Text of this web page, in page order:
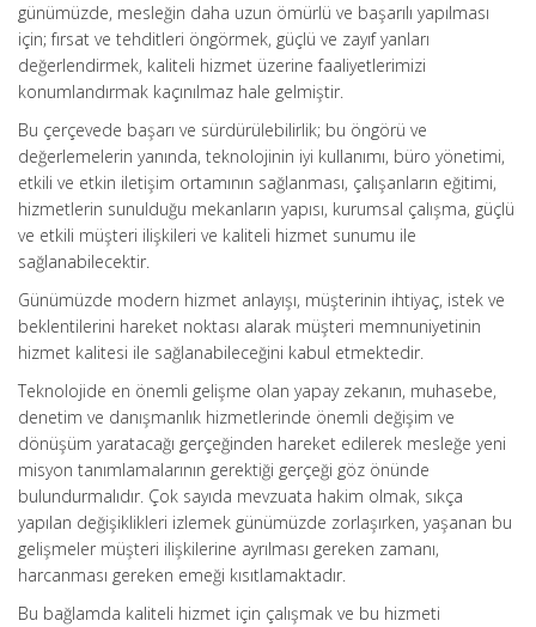
günümüzde, mesleğin daha uzun ömürlü ve başarılı yapılması
için; fırsat ve tehditleri öngörmek, güçlü ve zayıf yanları
değerlendirmek, kaliteli hizmet üzerine faaliyetlerimizi
konumlandırmak kaçınılmaz hale gelmiştir.
Bu çerçevede başarı ve sürdürülebilirlik; bu öngörü ve
değerlemelerin yanında, teknolojinin iyi kullanımı, büro yönetimi,
etkili ve etkin iletişim ortamının sağlanması, çalışanların eğitimi,
hizmetlerin sunulduğu mekanların yapısı, kurumsal çalışma, güçlü
ve etkili müşteri ilişkileri ve kaliteli hizmet sunumu ile
sağlanabilecektir.
Günümüzde modern hizmet anlayışı, müşterinin ihtiyaç, istek ve
beklentilerini hareket noktası alarak müşteri memnuniyetinin
hizmet kalitesi ile sağlanabileceğini kabul etmektedir.
Teknolojide en önemli gelişme olan yapay zekanın, muhasebe,
denetim ve danışmanlık hizmetlerinde önemli değişim ve
dönüşüm yaratacağı gerçeğinden hareket edilerek mesleğe yeni
misyon tanımlamalarının gerektiği gerçeği göz önünde
bulundurmalıdır. Çok sayıda mevzuata hakim olmak, sıkça
yapılan değişiklikleri izlemek günümüzde zorlaşırken, yaşanan bu
gelişmeler müşteri ilişkilerine ayrılması gereken zamanı,
harcanması gereken emeği kısıtlamaktadır.
Bu bağlamda kaliteli hizmet için çalışmak ve bu hizmeti